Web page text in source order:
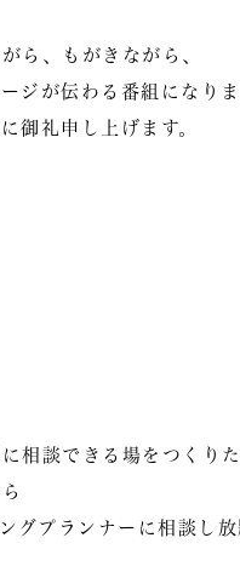
ら、もがきながら、
ジが伝わる番組になりま
御礼申し上げます。
相談できる場をつくりた
プランナーに相談し放